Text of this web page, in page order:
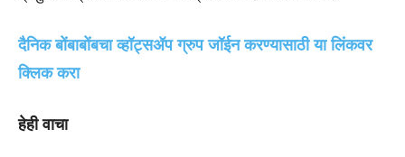
दैनिक बोंबाबोंबचा व्हॉट्सॲप ग्रुप जॉईन करण्यासाठी या लिंकवर
क्लिक करा
हेही वाचा